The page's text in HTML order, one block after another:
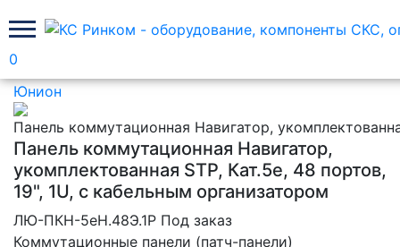
0
Главная
Юнион
Панель коммутационная Навигатор,
укомплектованная STP, Кат.5e, 48 портов,
19", 1U, с кабельным организатором
ЛЮ-ПКН-5eН.48Э.1Р Под заказ
Коммутационные панели (патч-панели)